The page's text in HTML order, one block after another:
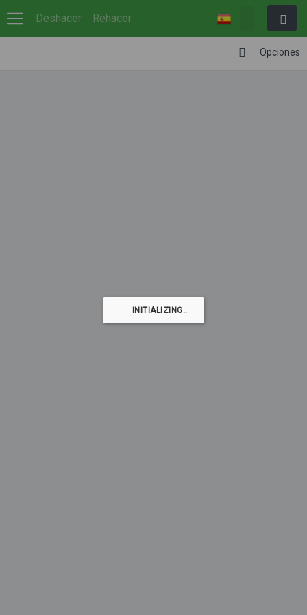
Deshacer Rehacer
Opciones